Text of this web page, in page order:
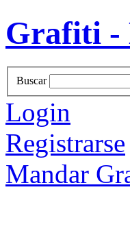
Grafiti -
Buscar
Login
Registrarse
Mandar